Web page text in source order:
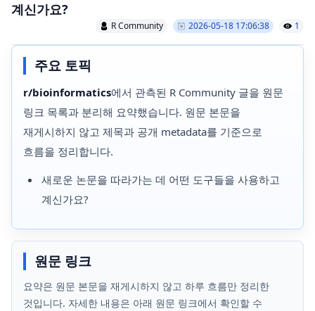
계신가요?
R Community 2026-05-18 17:06:38 1
주요 토픽
r/bioinformatics에서 관측된 R Community 글을 원문
링크 목록과 분리해 요약했습니다. 원문 본문을
재게시하지 않고 제목과 공개 metadata를 기준으로
흐름을 정리합니다.
새로운 논문을 따라가는 데 어떤 도구들을 사용하고
계신가요?
원문 링크
요약은 원문 본문을 재게시하지 않고 하루 흐름만 정리한
것입니다. 자세한 내용은 아래 원문 링크에서 확인할 수